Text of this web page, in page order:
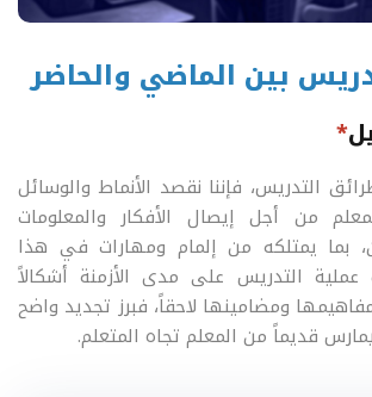
بين الماضي والحاضر
*
التدريس، فإننا نقصد الأنماط والوسائل
من أجل إيصال الأفكار والمعلومات
بما يمتلكه من إلمام ومهارات في هذا
التدريس على مدى الأزمنة أشكالاً
ومضامينها لاحقاً، فبرز تجديد واضح
قديماً من المعلم تجاه المتعلم.